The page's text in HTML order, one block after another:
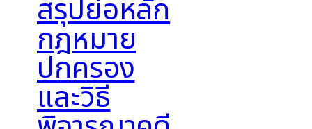
สรุปย่อหลัก
กฎหมาย
ปกครอง
และวิธี